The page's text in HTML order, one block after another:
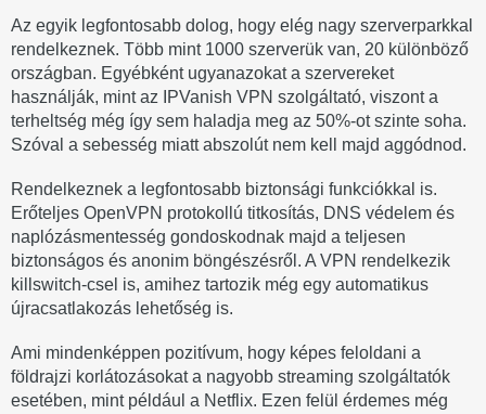
Az egyik legfontosabb dolog, hogy elég nagy szerverparkkal
rendelkeznek. Több mint 1000 szerverük van, 20 különböző
országban. Egyébként ugyanazokat a szervereket
használják, mint az IPVanish VPN szolgáltató, viszont a
terheltség még így sem haladja meg az 50%-ot szinte soha.
Szóval a sebesség miatt abszolút nem kell majd aggódnod.
Rendelkeznek a legfontosabb biztonsági funkciókkal is.
Erőteljes OpenVPN protokollú titkosítás, DNS védelem és
naplózásmentesség gondoskodnak majd a teljesen
biztonságos és anonim böngészésről. A VPN rendelkezik
killswitch-csel is, amihez tartozik még egy automatikus
újracsatlakozás lehetőség is.
Ami mindenképpen pozitívum, hogy képes feloldani a
földrajzi korlátozásokat a nagyobb streaming szolgáltatók
esetében, mint például a Netflix. Ezen felül érdemes még